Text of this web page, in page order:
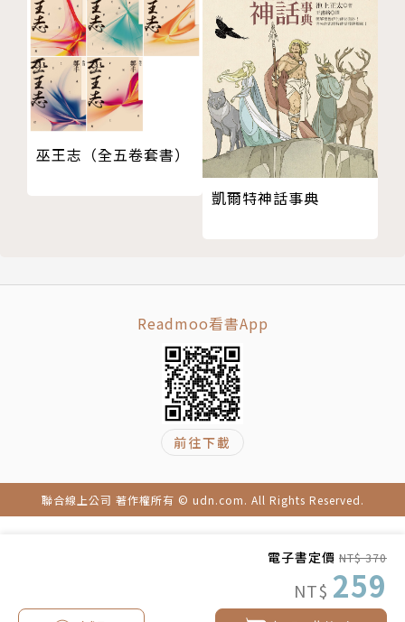
電子書定價 NT$ 370
NT$ 259
3. 從《黑神駒》的故事，反思長久以來的社會狀況
《黑神駒》不僅僅描述了動物的權利問題，我們也能看
見勞工權利、社會公平、同理、尊重等等社會狀況──
為了繳納高額的馬車租金，出租車駕駛只能逼迫馬兒不
斷工作賺錢；為了滿足客戶的臨時需求，送貨員必須鞭
打馬兒，才能準時將商品送達；為了讓客人去喜愛的教
堂做禮拜，出租馬車就連星期天也無法休息……《黑神
駒》將這些底層人民的困苦描述得淋漓盡致，而今日的
安娜．史威爾（Anna Sewell，1820－1878）
1820年出生於英國諾福克郡（Norfolk）。安娜從小
在家自學，由母親負責教育安娜與哥哥，身為童書作家
十分強調自然及道德教育，這也深深影響了安娜的人生
觀。1832年，全家搬到斯多克紐溫頓地區（Stoke Ne
wington），並在當地經營農舍，農舍生活成為熱愛
自然的安娜非常美好的一段人生時光。然而，14歲那
年，安娜在回家的路上扭傷了腳踝，因為傷口受到不當
26 酒醉的馬夫與受傷的馬
27 離開伯爵莊園
28 職業馬匹與他的駕駛人
29 馬兒與不需要休息的火車
30 馬廄裡的小偷
31 辛勤的外表與懶惰的內在
Part 3 出租馬與駕駛人
36 假日馬車
37 傑瑞的原則與善良的心
38 小桃莉與真正的紳士
41 送貨員與肉販的馬兒
42 選舉與真正的自由
44 老上尉與新夥伴
45 艱苦的新年
巫王志（全五卷套書）
凱爾特神話事典
Readmoo看書App
前往下載
聯合線上公司 著作權所有 © udn.com. All Rights Reserved.